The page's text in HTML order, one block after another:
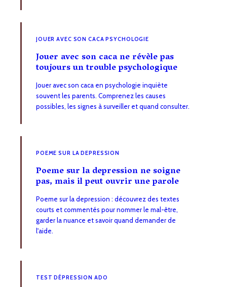
JOUER AVEC SON CACA PSYCHOLOGIE
Jouer avec son caca ne révèle pas
toujours un trouble psychologique
Jouer avec son caca en psychologie inquiète
souvent les parents. Comprenez les causes
possibles, les signes à surveiller et quand consulter.
POEME SUR LA DEPRESSION
Poeme sur la depression ne soigne
pas, mais il peut ouvrir une parole
Poeme sur la depression : découvrez des textes
courts et commentés pour nommer le mal-être,
garder la nuance et savoir quand demander de
l'aide.
TEST DÉPRESSION ADO